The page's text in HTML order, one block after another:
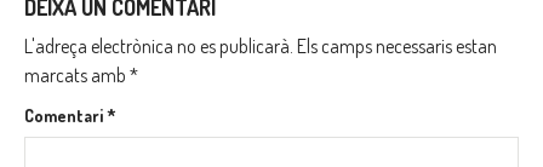
DEIXA UN COMENTARI
L'adreça electrònica no es publicarà. Els camps necessaris estan
marcats amb *
Comentari*